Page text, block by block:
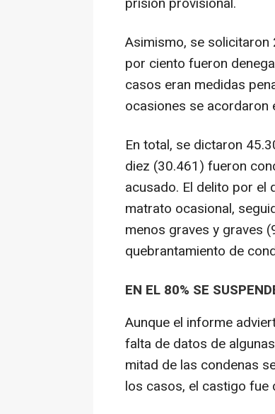
Asimismo, se
por ciento fueron
casos eran medidas
ocasiones se acordaron
En total, se dictaron
diez (30.461) fueron
acusado. El delito por el
matrato ocasional,
menos graves y graves
quebrantamiento de
EN EL 80% SE
Aunque el informe
falta de datos de
mitad de las condenas
los casos, el castigo fue